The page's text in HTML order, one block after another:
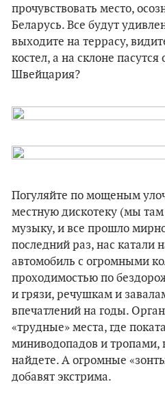
прочувствовать место,
Беларусь. Все будут
выходите на террасу,
костел, а на склоне пасутся
Швейцария?
Погуляйте по мощеным
местную дискотеку (мы
музыку, и все прошло
последний раз, нас катали
автомобиль с огромными
проходимостью по
и грязи, речушкам и
впечатлений на годы.
«трудные» места, где
миниводопадов и тропами,
найдете. А огромные
добавят экстрима.